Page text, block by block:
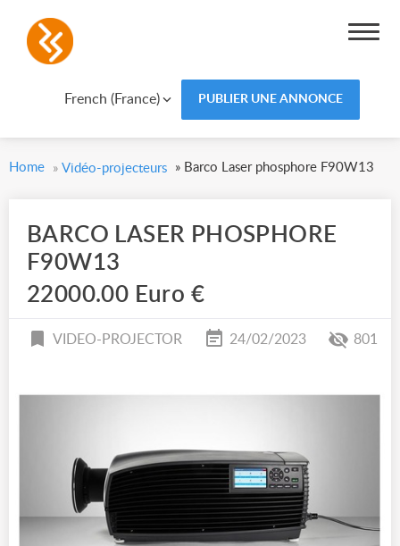
French (France) PUBLIER UNE ANNONCE
Home » Vidéo-projecteurs » Barco Laser phosphore F90W13
BARCO LASER PHOSPHORE
F90W13
22000.00 Euro €
VIDEO-PROJECTOR 24/02/2023 801